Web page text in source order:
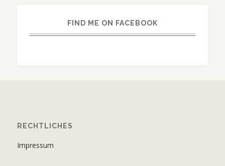
FIND ME ON FACEBOOK
RECHTLICHES
Impressum